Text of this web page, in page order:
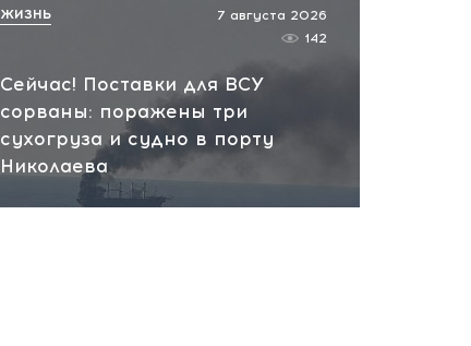
Сейчас! Поставки для ВСУ
сорваны: поражены три
сухогруза и судно в порту
Николаева
7 августа 2026
142
ЖИЗНЬ